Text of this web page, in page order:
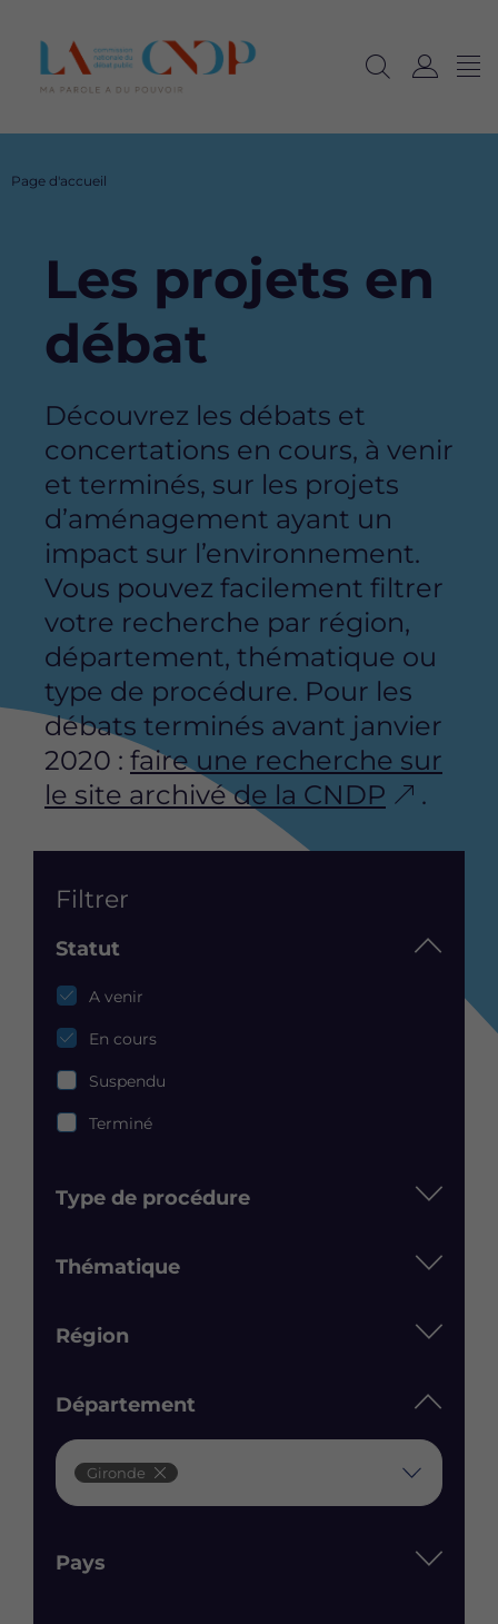
recherche
n
n
Fil
Page d'accueil
Les projets en
débat
Description
Découvrez les débats et
concertations en cours, à venir
et terminés, sur les projets
d’aménagement ayant un
impact sur l’environnement.
Vous pouvez facilement filtrer
votre recherche par région,
département, thématique ou
type de procédure. Pour les
débats terminés avant janvier
2020 : faire une recherche sur
le site archivé de la CNDP
.
Filtrer
Statut
StatutA venir
En cours
Suspendu
Terminé
Type de procédure
Thématique
Région
Département
Département
Gironde
Pays